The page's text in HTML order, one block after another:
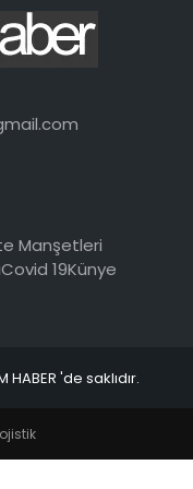
Manşetleri
Covid 19Künye
'de saklıdır.